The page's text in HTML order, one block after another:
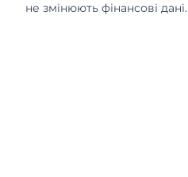
не змінюють фінансові дані.